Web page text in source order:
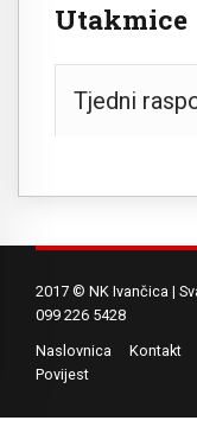
Utakmice
Tjedni
2017 © NK Ivančica |
099 226 5428
Naslovnica Kontakt
Povijest